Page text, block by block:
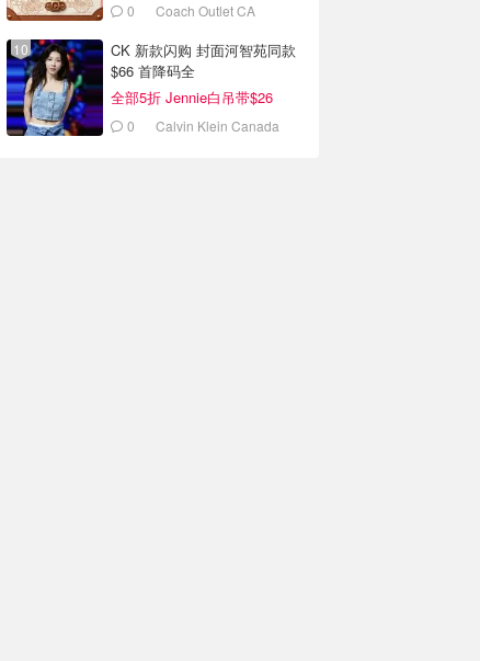
0 Coach Outlet CA
CK 新款闪购 封面河智苑同款
$66 首降码全
全部5折 Jennie白吊带$26
0 Calvin Klein Canada